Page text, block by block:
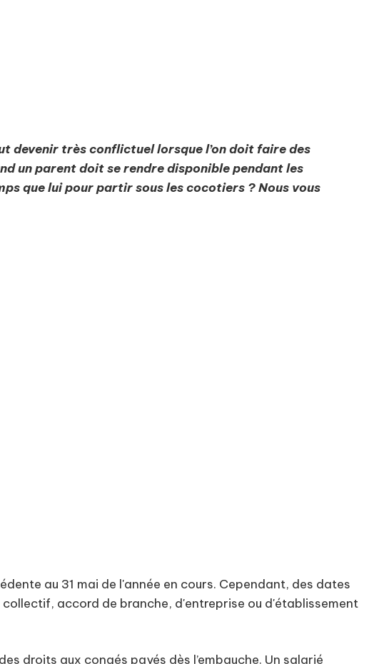
devenir très conflictuel lorsque l’on doit faire des
un parent doit se rendre disponible pendant les
que lui pour partir sous les cocotiers ? Nous vous
au 31 mai de l'année en cours. Cependant, des dates
accord de branche, d'entreprise ou d'établissement
droits aux congés payés dès l’embauche. Un salarié